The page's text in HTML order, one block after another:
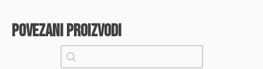
povezani proizvodi
Pretraži